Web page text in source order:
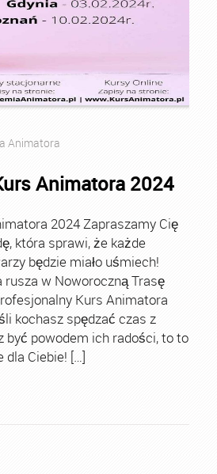
Animatora
Animatora 2024
2024 Zapraszamy Cię
która sprawi, że każde
będzie miało uśmiech!
w Noworoczną Trasę
Kurs Animatora
kochasz spędzać czas z
być powodem ich radości, to to
dla Ciebie! […]